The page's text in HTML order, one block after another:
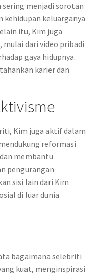
sering menjadi sorotan
kehidupan keluarganya
itu, Kim juga
dari video pribadi
gaya hidupnya.
karier dan
Kim juga aktif dalam
reformasi
membantu
pengurangan
sisi lain dari Kim
di luar dunia
bagaimana selebriti
kuat, menginspirasi